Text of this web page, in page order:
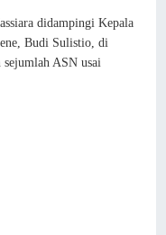
didampingi Kepala
Budi Sulistio, di
ASN usai